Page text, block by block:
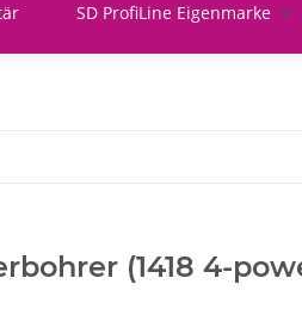
SD ProfiLine Eigenmarke
(1418 4-